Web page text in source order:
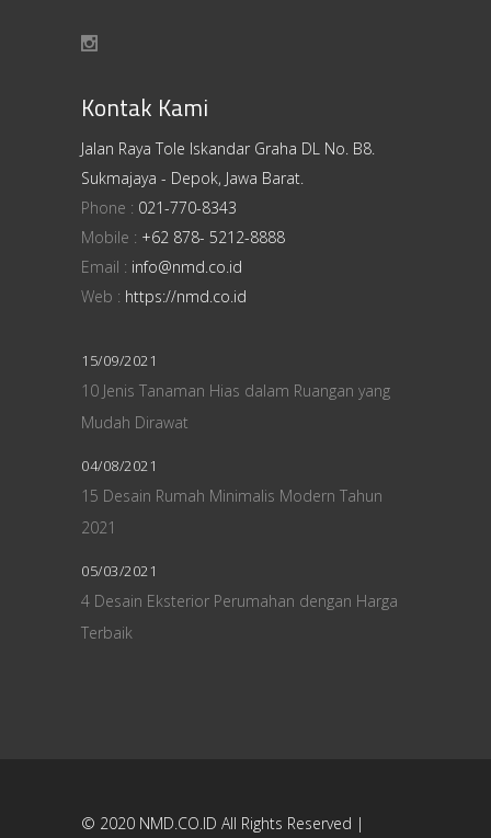
Kontak Kami
Jalan Raya Tole Iskandar Graha DL No. B8.
Sukmajaya - Depok, Jawa Barat.
Phone : 021-770-8343
Mobile : +62 878- 5212-8888
Email : info@nmd.co.id
Web : https://nmd.co.id
15/09/2021
10 Jenis Tanaman Hias dalam Ruangan yang
Mudah Dirawat
04/08/2021
15 Desain Rumah Minimalis Modern Tahun
2021
05/03/2021
4 Desain Eksterior Perumahan dengan Harga
Terbaik
© 2020 NMD.CO.ID All Rights Reserved |